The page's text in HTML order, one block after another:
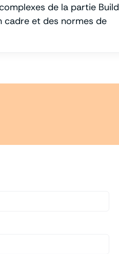
de la partie Build
cadre et des normes de